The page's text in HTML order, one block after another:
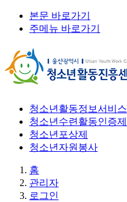
본문 바로가기
주메뉴 바로가기
청소년활동정보서비스
청소년수련활동인증제
청소년포상제
청소년자원봉사
홈
관리자
로그인